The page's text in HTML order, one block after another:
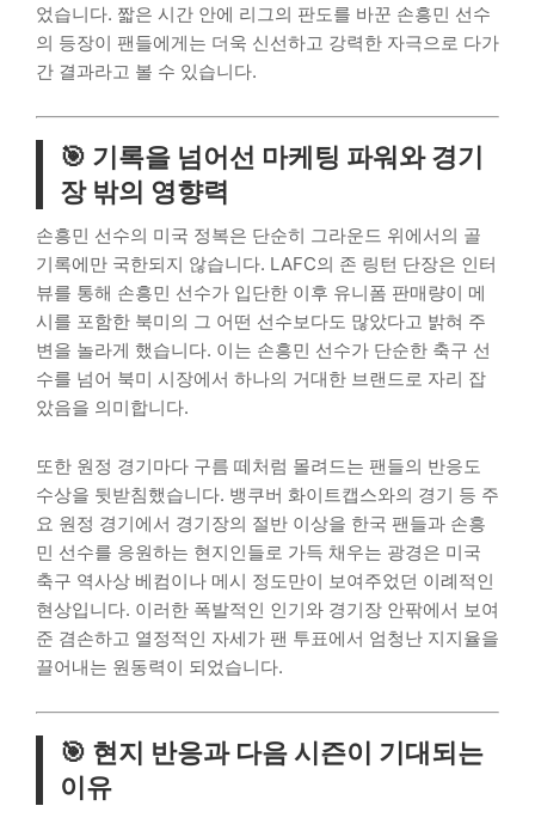
었습니다. 짧은 시간 안에 리그의 판도를 바꾼 손흥민 선수
의 등장이 팬들에게는 더욱 신선하고 강력한 자극으로 다가
간 결과라고 볼 수 있습니다.
🎯 기록을 넘어선 마케팅 파워와 경기
장 밖의 영향력
손흥민 선수의 미국 정복은 단순히 그라운드 위에서의 골
기록에만 국한되지 않습니다. LAFC의 존 링턴 단장은 인터
뷰를 통해 손흥민 선수가 입단한 이후 유니폼 판매량이 메
시를 포함한 북미의 그 어떤 선수보다도 많았다고 밝혀 주
변을 놀라게 했습니다. 이는 손흥민 선수가 단순한 축구 선
수를 넘어 북미 시장에서 하나의 거대한 브랜드로 자리 잡
았음을 의미합니다.
또한 원정 경기마다 구름 떼처럼 몰려드는 팬들의 반응도
수상을 뒷받침했습니다. 뱅쿠버 화이트캡스와의 경기 등 주
요 원정 경기에서 경기장의 절반 이상을 한국 팬들과 손흥
민 선수를 응원하는 현지인들로 가득 채우는 광경은 미국
축구 역사상 베컴이나 메시 정도만이 보여주었던 이례적인
현상입니다. 이러한 폭발적인 인기와 경기장 안팎에서 보여
준 겸손하고 열정적인 자세가 팬 투표에서 엄청난 지지율을
끌어내는 원동력이 되었습니다.
🎯 현지 반응과 다음 시즌이 기대되는
이유